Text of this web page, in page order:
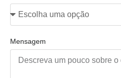
Mensagem